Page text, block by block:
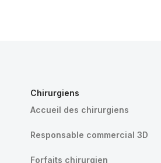
Chirurgiens
Accueil des chirurgiens
Responsable commercial 3D
Forfaits chirurgien